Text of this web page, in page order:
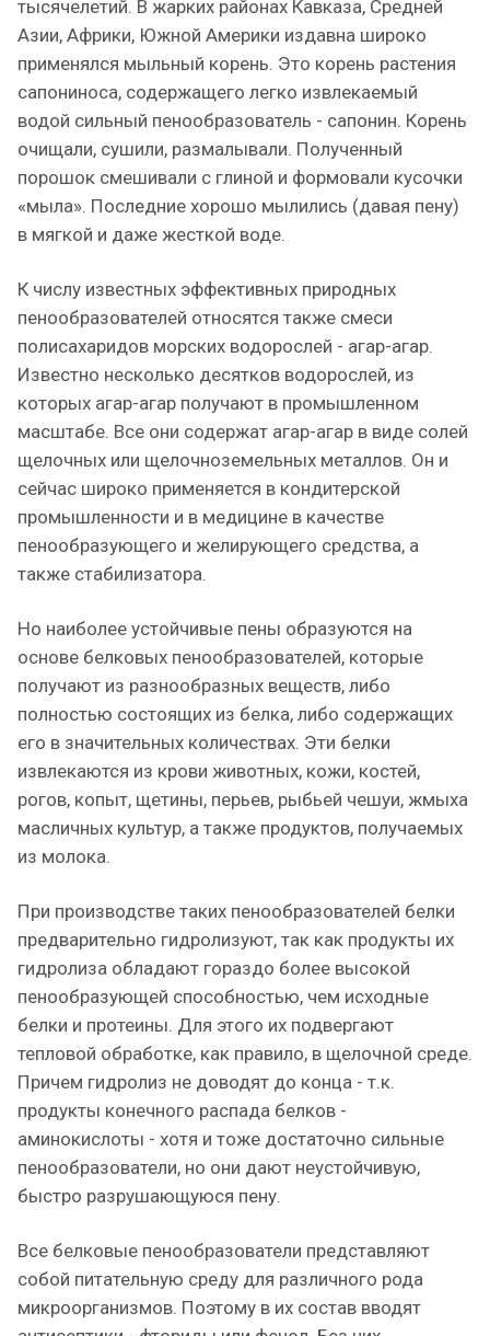
тысячелетий. В жарких районах Кавказа, Средней
Азии, Африки, Южной Америки издавна широко
применялся мыльный корень. Это корень растения
сапониноса, содержащего легко извлекаемый
водой сильный пенообразователь - сапонин. Корень
очищали, сушили, размалывали. Полученный
порошок смешивали с глиной и формовали кусочки
«мыла». Последние хорошо мылились (давая пену)
в мягкой и даже жесткой воде.
К числу известных эффективных природных
пенообразователей относятся также смеси
полисахаридов морских водорослей - агар-агар.
Известно несколько десятков водорослей, из
которых агар-агар получают в промышленном
масштабе. Все они содержат агар-агар в виде солей
щелочных или щелочноземельных металлов. Он и
сейчас широко применяется в кондитерской
промышленности и в медицине в качестве
пенообразующего и желирующего средства, а
также стабилизатора.
Но наиболее устойчивые пены образуются на
основе белковых пенообразователей, которые
получают из разнообразных веществ, либо
полностью состоящих из белка, либо содержащих
его в значительных количествах. Эти белки
извлекаются из крови животных, кожи, костей,
рогов, копыт, щетины, перьев, рыбьей чешуи, жмыха
масличных культур, а также продуктов, получаемых
из молока.
При производстве таких пенообразователей белки
предварительно гидролизуют, так как продукты их
гидролиза обладают гораздо более высокой
пенообразующей способностью, чем исходные
белки и протеины. Для этого их подвергают
тепловой обработке, как правило, в щелочной среде.
Причем гидролиз не доводят до конца - т.к.
продукты конечного распада белков -
аминокислоты - хотя и тоже достаточно сильные
пенообразователи, но они дают неустойчивую,
быстро разрушающуюся пену.
Все белковые пенообразователи представляют
собой питательную среду для различного рода
микроорганизмов. Поэтому в их состав вводят